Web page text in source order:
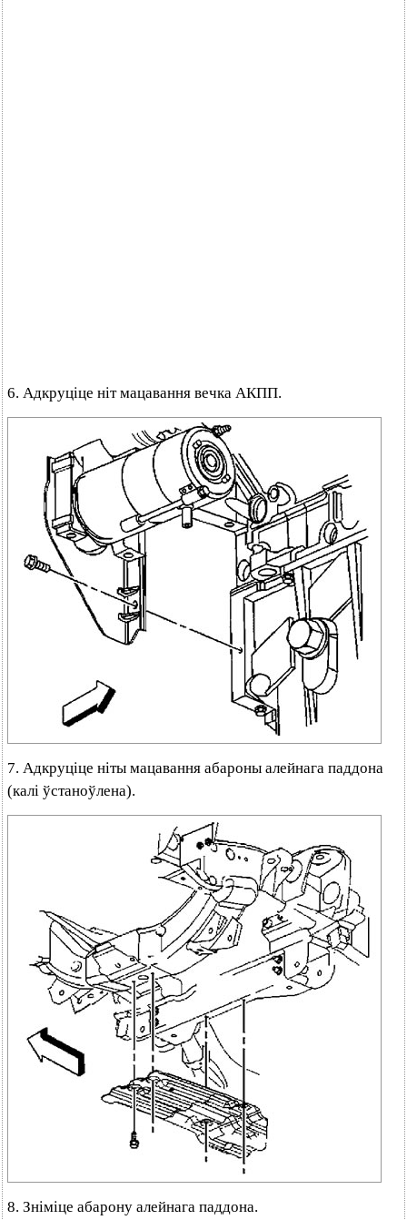
6. Адкруціце ніт мацавання вечка АКПП.
7. Адкруціце ніты мацавання абароны алейнага паддона
(калі ўстаноўлена).
8. Зніміце абарону алейнага паддона.